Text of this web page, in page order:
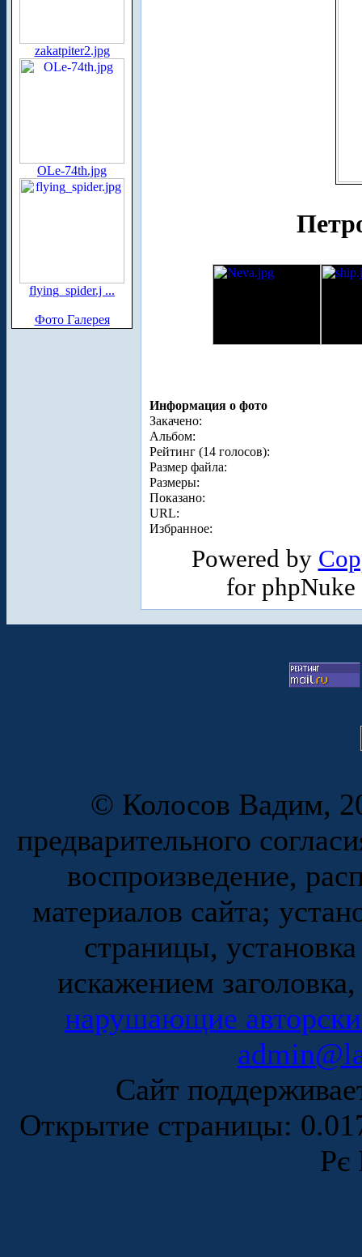
zakatpiter2.jpg
OLe-74th.jpg
flying_spider.j ...
Фото Галерея
Информация о фото
Закачено:
Альбом:
Рейтинг (14 голосов):
Размер файла:
Размеры:
Показано:
URL:
Избранное:
Powered by
for
© Колосов Вадим,
предварительного
воспроизведение,
материалов сайта;
страницы,
искажением
нарушающие
Сайт
Открытие страницы:
Рє